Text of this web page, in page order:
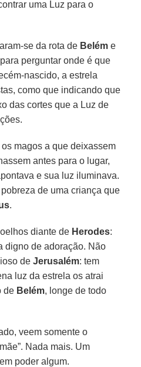
uma Luz para o
se da rota de Belém e
para perguntar onde é que
nascido, a estrela
como que indicando que
das cortes que a Luz de
magos a que deixassem
antes para o lugar,
e sua luz iluminava.
de uma criança que
.
diante de Herodes:
digno de adoração. Não
deJerusalém: tem
luz da estrela os atrai
de Belém, longe de todo
veem somente o
Nada mais. Um
poder algum.